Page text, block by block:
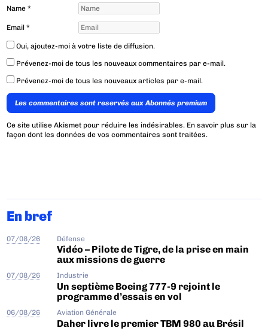
Name*
Email*
Oui, ajoutez-moi à votre liste de diffusion.
Prévenez-moi de tous les nouveaux commentaires par e-mail.
Prévenez-moi de tous les nouveaux articles par e-mail.
Les commentaires sont reservés aux Abonnés premium
Ce site utilise Akismet pour réduire les indésirables. En savoir plus sur la
façon dont les données de vos commentaires sont traitées.
En bref
07/08/26 Défense
Vidéo – Pilote de Tigre, de la prise en main
aux missions de guerre
07/08/26 Industrie
Un septième Boeing 777-9 rejoint le
programme d’essais en vol
06/08/26 Aviation Générale
Daher livre le premier TBM 980 au Brésil